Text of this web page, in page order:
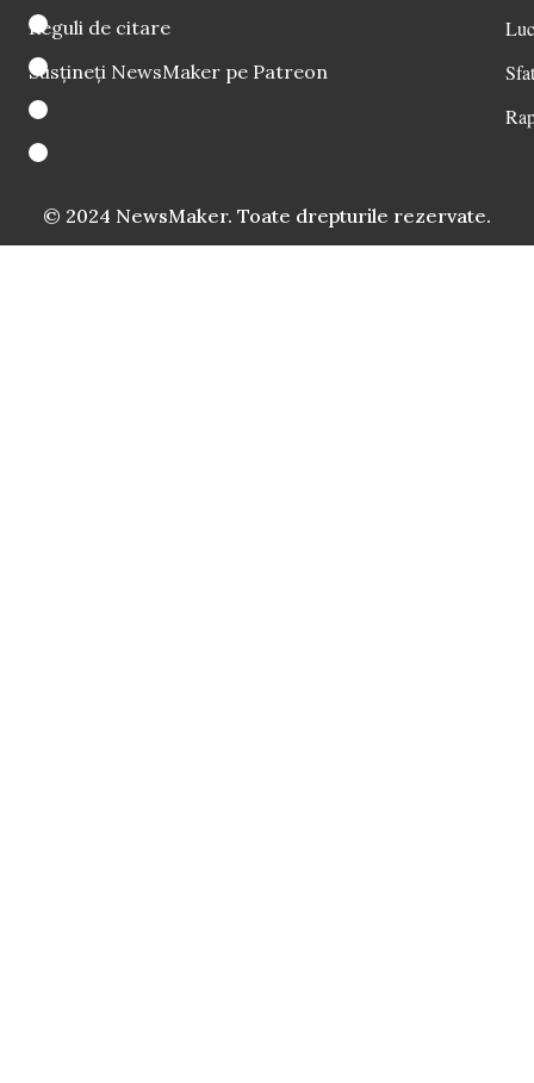
Reguli de citare
Susțineți NewsMaker pe Patreon
© 2024 NewsMaker. Toate drepturile rezervate.